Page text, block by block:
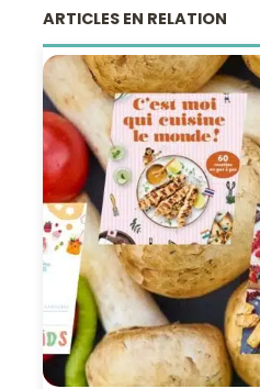
ARTICLES EN RELATION